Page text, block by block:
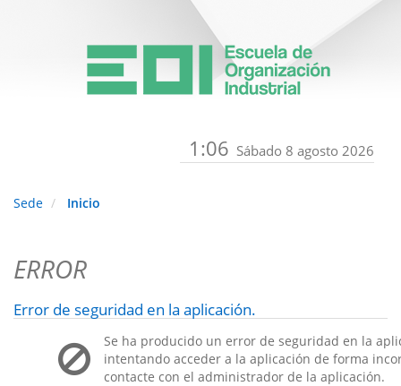
1:06 Sábado 8 agosto 2026
Sede Inicio
ERROR
Error de seguridad en la aplicación.
Se ha producido un error de seguridad en la
intentando acceder a la aplicación de forma
contacte con el administrador de la aplicación.